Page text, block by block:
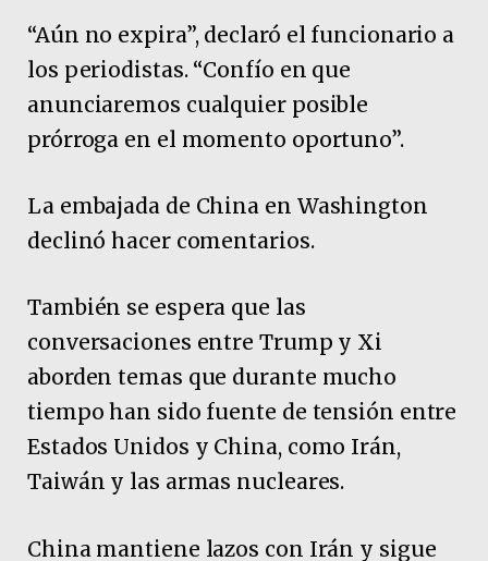
“Aún no expira”, declaró el funcionario a
los periodistas. “Confío en que
anunciaremos cualquier posible
prórroga en el momento oportuno”.
La embajada de China en Washington
declinó hacer comentarios.
También se espera que las
conversaciones entre Trump y Xi
aborden temas que durante mucho
tiempo han sido fuente de tensión entre
Estados Unidos y China, como Irán,
Taiwán y las armas nucleares.
China mantiene lazos con Irán y sigue